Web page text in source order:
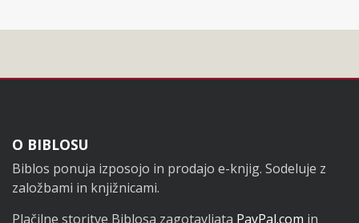
Noga
O BIBLOSU
Biblos ponuja izposojo in prodajo e-knjig. Sodeluje z
založbami in knjižnicami.
Plačilne storitve Biblosa zagotavljata PayPal.com in